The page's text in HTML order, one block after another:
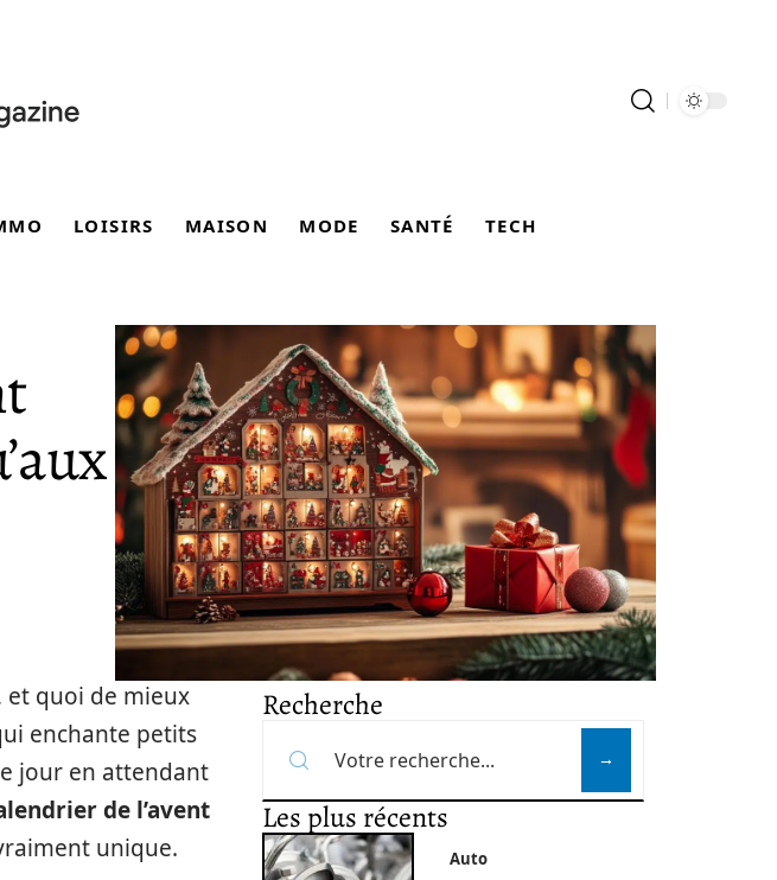
LOISIRS MAISON MODE SANTÉ TECH
et quoi de mieux
enchante petits
jour en attendant
de l’avent
unique.
Recherche
Les plus récents
Auto